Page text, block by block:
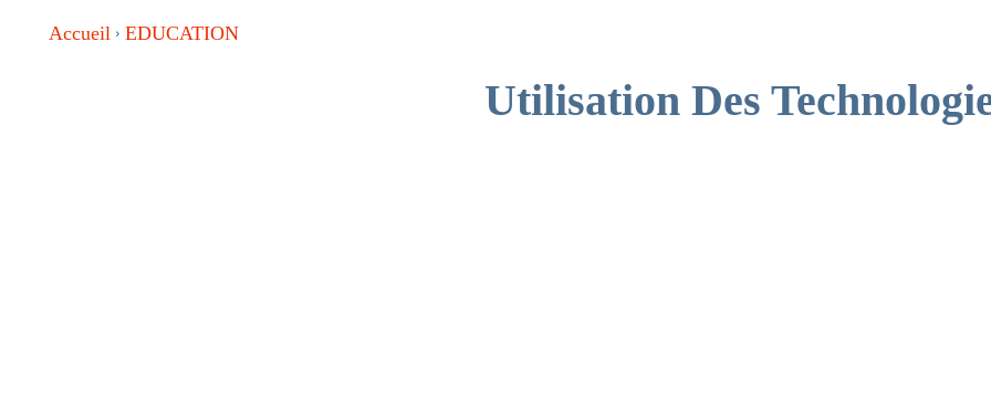
Accueil EDUCATION
Utilisation Des